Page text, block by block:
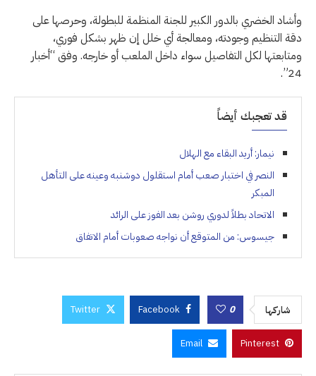
وأشاد الخضري بالدور الكبير للجنة المنظمة للبطولة، وحرصها على
دقة التنظيم وجودته، ومعالجة أي خلل إن ظهر بشكل فوري،
ومتابعتها لكل التفاصيل سواء داخل الملعب أو خارجه. وفق “أخبار
24”.
قد تعجبك أيضاً
نيمار: أريد البقاء مع الهلال
النصر في اختبار صعب أمام استقلول دوشنبه وعينه على التأهل
المبكر
الاتحاد بطلاً لدوري روشن بعد الفوز على الرائد
جيسوس: من المتوقع أن نواجه صعوبات أمام الاتفاق
شاركها 0
Facebook
Twitter
Pinterest
Email